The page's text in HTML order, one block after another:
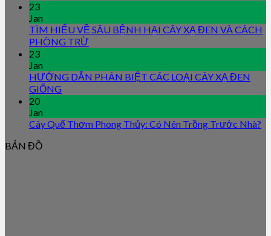
23
Jan
TÌM HIỂU VỀ SÂU BỆNH HẠI CÂY XẠ ĐEN VÀ CÁCH
PHÒNG TRỪ
23
Jan
HƯỚNG DẪN PHÂN BIỆT CÁC LOẠI CÂY XẠ ĐEN
GIỐNG
20
Jan
Cây Quế Thơm Phong Thủy: Có Nên Trồng Trước Nhà?
BẢN ĐỒ